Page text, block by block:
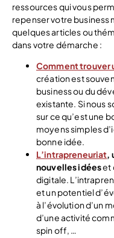
ressources qui vous
repenser votre business
quelques articles ou
dans votre démarche :
Comment trouver
création est
business ou du
existante. Si nous
sur ce qu’est une
moyens simples
bonne idée.
L’intrapreneuriat,
nouvelles idéeset
digitale.
et un potentiel
à l’évolution d’un
d’une activité
spin off, …